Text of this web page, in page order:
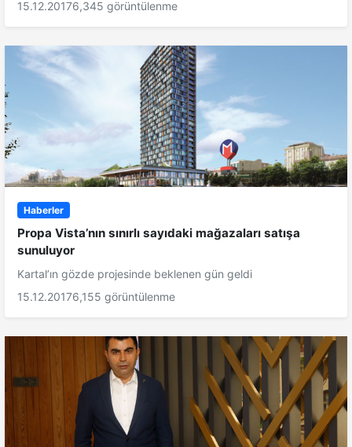
15.12.20176,345 görüntülenme
Haberler
Propa Vista’nın sınırlı sayıdaki mağazaları satışa
sunuluyor
Kartal’ın gözde projesinde beklenen gün geldi
15.12.20176,155 görüntülenme